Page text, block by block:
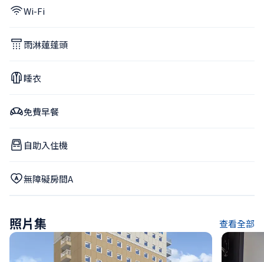
Wi-Fi
雨淋蓮蓬頭
睡衣
免費早餐
自助入住機
無障礙房間A
照片集 查看全部